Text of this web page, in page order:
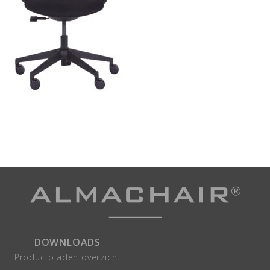
DOWNLOADS
Productbladen overzicht